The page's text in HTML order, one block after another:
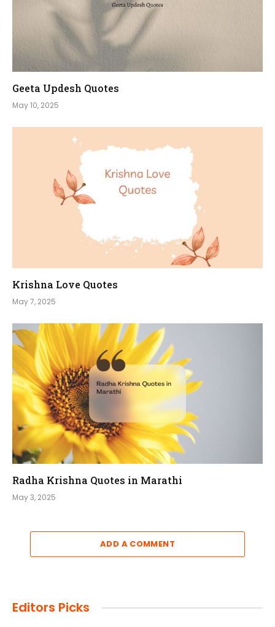
Geeta Updesh Quotes
May 10, 2025
Krishna Love Quotes
May 7, 2025
Radha Krishna Quotes in Marathi
May 3, 2025
ADD A COMMENT
Editors Picks